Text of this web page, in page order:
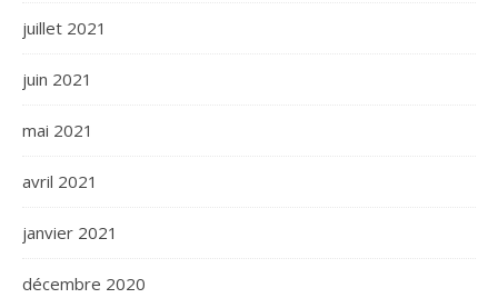
juillet 2021
juin 2021
mai 2021
avril 2021
janvier 2021
décembre 2020